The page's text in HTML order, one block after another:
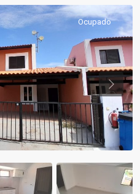
Ocupado